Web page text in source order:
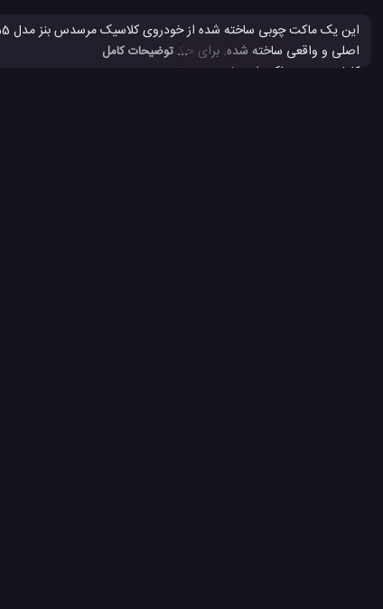
اصلی و واقعی ساخته شده. برای حک کردن تمام جزئیات و طراحی
کامل و حتی عملکرد این خودرو بی نظیر چوبی را در این ویدئو تماشا
... توضیحات کامل